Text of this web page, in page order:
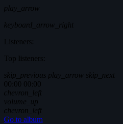
play_arrow
keyboard_arrow_right
Listeners:
Top listeners:
skip_previous play_arrow skip_next
00:00 00:00
chevron_left
volume_up
chevron_left
Go to album